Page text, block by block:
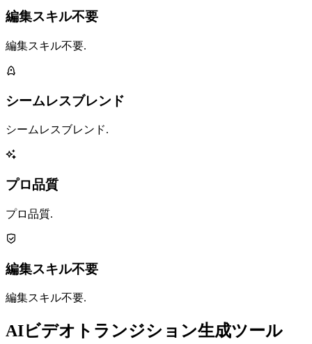
編集スキル不要
編集スキル不要.
シームレスブレンド
シームレスブレンド.
プロ品質
プロ品質.
編集スキル不要
編集スキル不要.
AIビデオトランジション生成ツール